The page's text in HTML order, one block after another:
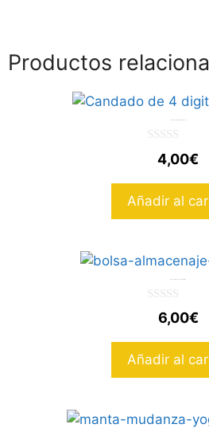
Productos
5
4,00€
Añadir al
5
6,00€
Añadir al